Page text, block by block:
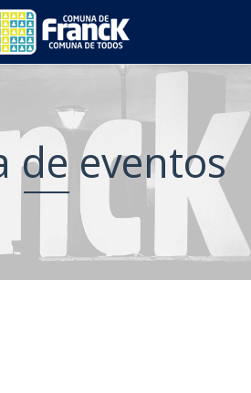
de eventos